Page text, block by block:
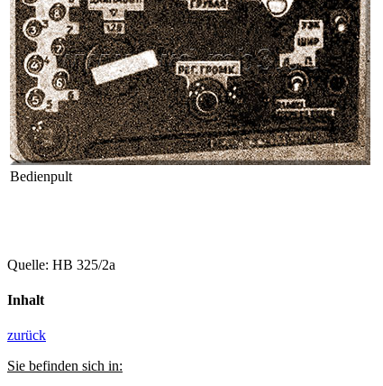
Bedienpult
Quelle: HB 325/2a
Inhalt
zurück
Sie befinden sich in: